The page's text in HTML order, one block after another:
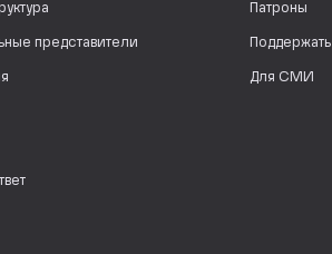
представители
Патроны
Поддержать
Для СМИ